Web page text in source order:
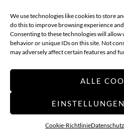
We use technologies like cookies to store
do this to improve browsing experience
Consenting to these technologies will allow
behavior or unique IDs on this site. Not
may adversely affect certain features and
ALLE
Cookie-Richtlinie